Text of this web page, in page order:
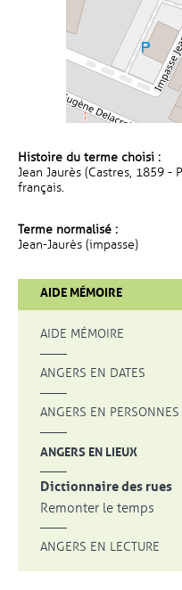
Histoire du terme choisi :
Jean Jaurès (Castres, 1859
français.
Terme normalisé :
Jean-Jaurès (impasse)
AIDE MÉMOIRE
AIDE MÉMOIRE
ANGERS EN DATES
ANGERS EN PERSONNES
ANGERS EN LIEUX
Dictionnaire des rues
Remonter le temps
ANGERS EN LECTURE